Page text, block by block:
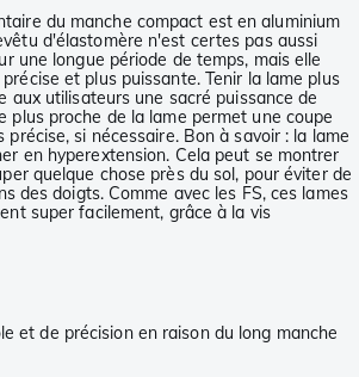
du manche compact est en aluminium
d'élastomère n'est certes pas aussi
une longue période de temps, mais elle
et plus puissante. Tenir la lame plus
aux utilisateurs une sacré puissance de
plus proche de la lame permet une coupe
précise, si nécessaire. Bon à savoir : la lame
en hyperextension. Cela peut se montrer
quelque chose près du sol, pour éviter de
des doigts. Comme avec les FS, ces lames
super facilement, grâce à la vis
et de précision en raison du long manche